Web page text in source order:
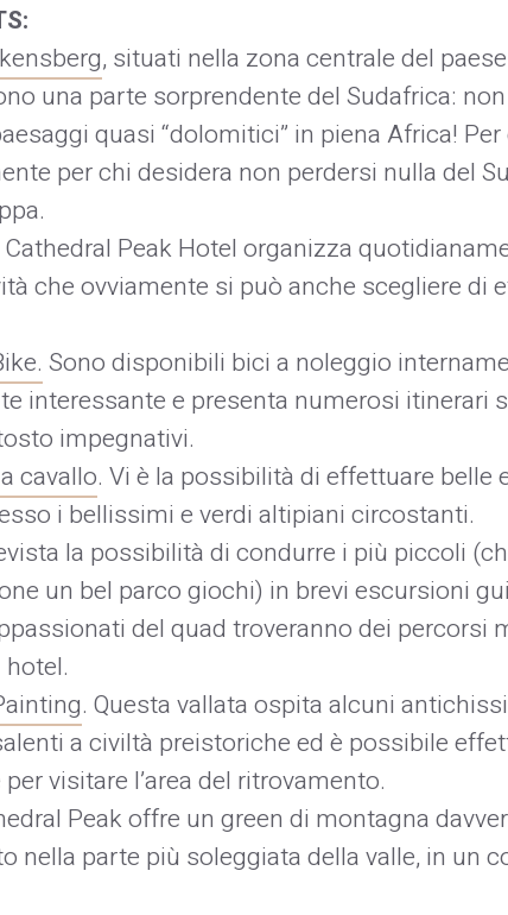
, situati nella zona centrale del
una parte sorprendente del Sudafrica:
quasi “dolomitici” in piena Africa!
per chi desidera non perdersi nulla del
Cathedral Peak Hotel organizza
che ovviamente si può anche scegliere di
Sono disponibili bici a noleggio
interessante e presenta numerosi itinerari
impegnativi.
cavallo. Vi è la possibilità di effettuare belle
i bellissimi e verdi altipiani circostanti.
la possibilità di condurre i più piccoli
un bel parco giochi) in brevi escursioni
del quad troveranno dei percorsi
. Questa vallata ospita alcuni
a civiltà preistoriche ed è possibile
visitare l’area del ritrovamento.
Peak offre un green di montagna
nella parte più soleggiata della valle, in un